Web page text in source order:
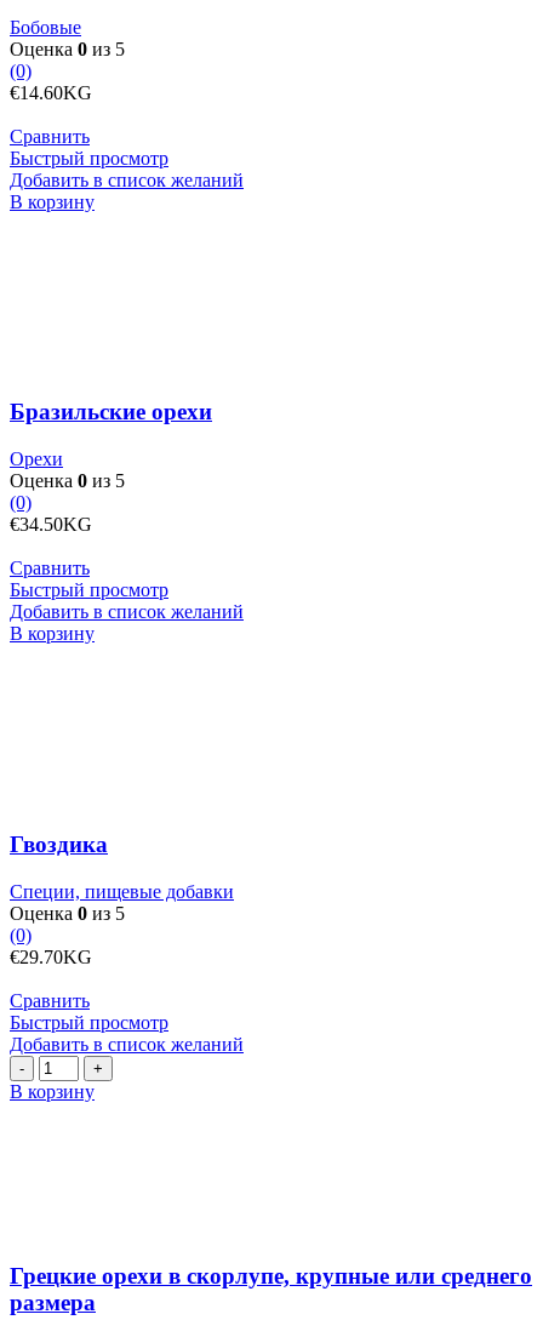
Бобовые
Оценка 0 из 5
(0)
€14.60KG
Сравнить
Быстрый просмотр
Добавить в список желаний
Количество
В корзину
Бразильские орехи
Орехи
Оценка 0 из 5
(0)
€34.50KG
Сравнить
Быстрый просмотр
Добавить в список желаний
Количество
В корзину
Гвоздика
Специи, пищевые добавки
Оценка 0 из 5
(0)
€29.70KG
Сравнить
Быстрый просмотр
Добавить в список желаний
Количество
товара
Грецкие
В корзину
Грецкие орехи в скорлупе, крупные или среднего
размера